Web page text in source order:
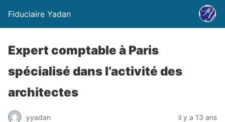
Fiduciaire Yadan
Expert comptable à Paris
spécialisé dans l’activité des
architectes
yyadan il y a 13 ans